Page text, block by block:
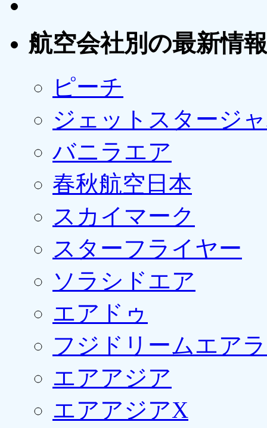
航空会社別の最新情報
ピーチ
ジェットスタージ
バニラエア
春秋航空日本
スカイマーク
スターフライヤー
ソラシドエア
エアドゥ
フジドリームエア
エアアジア
エアアジアX